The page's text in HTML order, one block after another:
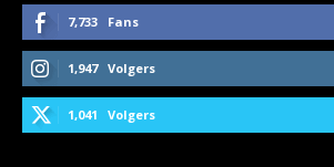
7,733 Fans
1,947 Volgers
1,041 Volgers